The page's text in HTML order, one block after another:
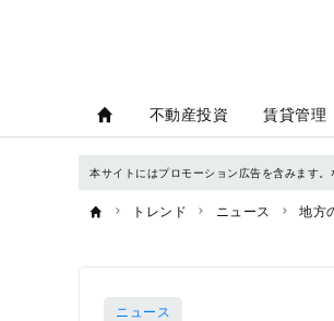
不動産投資 賃貸管理
本サイトにはプロモーション広告を含みます
トレンド ニュース 地方
ニュース